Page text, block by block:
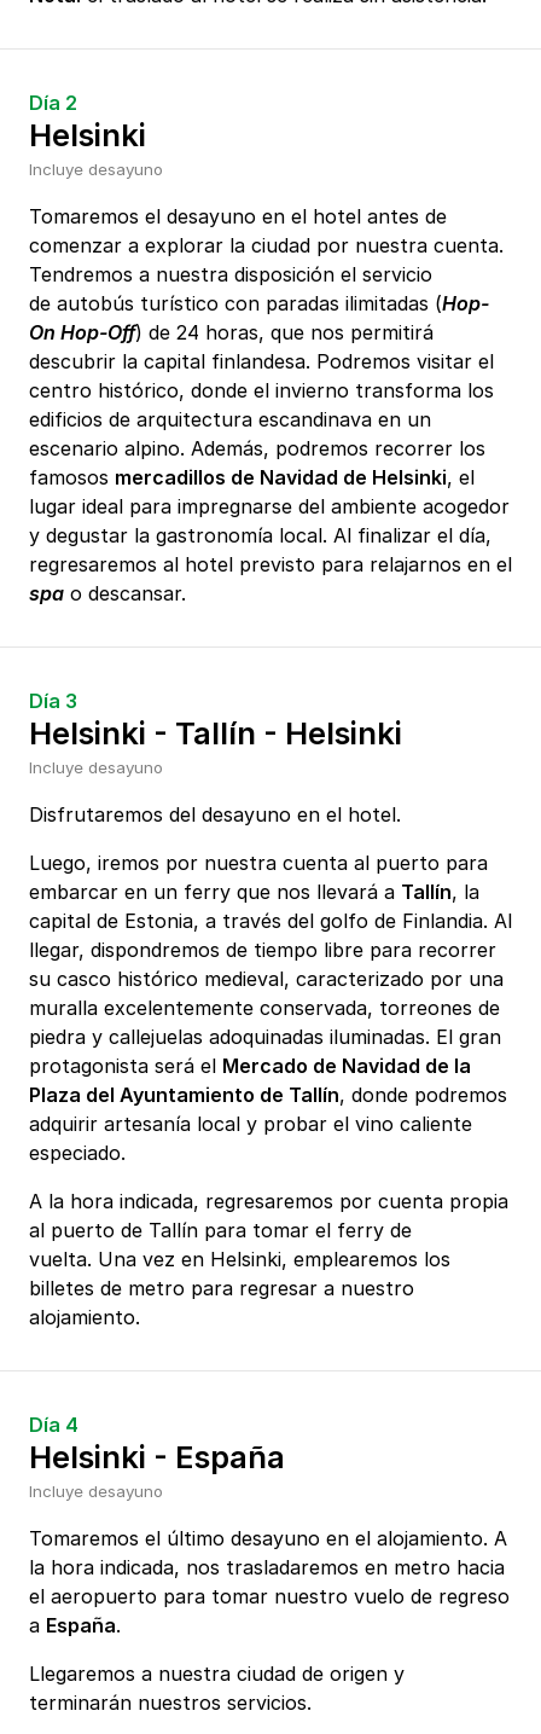
Día 2
Helsinki
Incluye desayuno
Tomaremos el desayuno en el hotel antes de
comenzar a explorar la ciudad por nuestra cuenta.
Tendremos a nuestra disposición el servicio
de autobús turístico con paradas ilimitadas (Hop-
On Hop-Off) de 24 horas, que nos permitirá
descubrir la capital finlandesa. Podremos visitar el
centro histórico, donde el invierno transforma los
edificios de arquitectura escandinava en un
escenario alpino. Además, podremos recorrer los
famosos mercadillos de Navidad de Helsinki, el
lugar ideal para impregnarse del ambiente acogedor
y degustar la gastronomía local. Al finalizar el día,
regresaremos al hotel previsto para relajarnos en el
spa o descansar.
Día 3
Helsinki - Tallín - Helsinki
Incluye desayuno
Disfrutaremos del desayuno en el hotel.
Luego, iremos por nuestra cuenta al puerto para
embarcar en un ferry que nos llevará a Tallín, la
capital de Estonia, a través del golfo de Finlandia. Al
llegar, dispondremos de tiempo libre para recorrer
su casco histórico medieval, caracterizado por una
muralla excelentemente conservada, torreones de
piedra y callejuelas adoquinadas iluminadas. El gran
protagonista será el Mercado de Navidad de la
Plaza del Ayuntamiento de Tallín, donde podremos
adquirir artesanía local y probar el vino caliente
especiado.
A la hora indicada, regresaremos por cuenta propia
al puerto de Tallín para tomar el ferry de
vuelta. Una vez en Helsinki, emplearemos los
billetes de metro para regresar a nuestro
alojamiento.
Día 4
Helsinki - España
Incluye desayuno
Tomaremos el último desayuno en el alojamiento. A
la hora indicada, nos trasladaremos en metro hacia
el aeropuerto para tomar nuestro vuelo de regreso
a España.
Llegaremos a nuestra ciudad de origen y
terminarán nuestros servicios.